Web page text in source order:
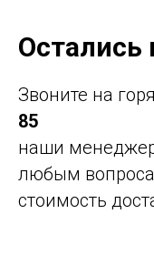
Остались
Звоните на
85
наши
любым
стоимость